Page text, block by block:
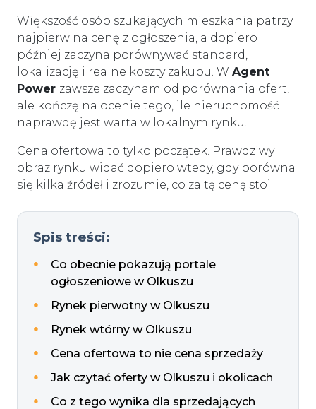
Większość osób szukających mieszkania patrzy
najpierw na cenę z ogłoszenia, a dopiero
później zaczyna porównywać standard,
lokalizację i realne koszty zakupu. W Agent
Power zawsze zaczynam od porównania ofert,
ale kończę na ocenie tego, ile nieruchomość
naprawdę jest warta w lokalnym rynku.
Cena ofertowa to tylko początek. Prawdziwy
obraz rynku widać dopiero wtedy, gdy porówna
się kilka źródeł i zrozumie, co za tą ceną stoi.
Spis treści:
Co obecnie pokazują portale
ogłoszeniowe w Olkuszu
Rynek pierwotny w Olkuszu
Rynek wtórny w Olkuszu
Cena ofertowa to nie cena sprzedaży
Jak czytać oferty w Olkuszu i okolicach
Co z tego wynika dla sprzedających